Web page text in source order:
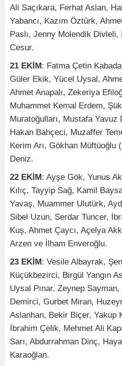
Ali Saçıkara, Ferhat Aslan,
Yabancı, Kazım Öztürk,
Paslı, Jenny Molendik Divleli,
Cesur.
21 EKİM: Fatma Çetin
Güler Ekik, Yücel Uysal,
Ahmet Anapalı, Zekeriya
Muhammet Kemal Erdem,
Muratoğulları, Mustafa
Hakan Bahçeci, Muzaffer
Kerim Arı, Gökhan Müftüoğlu
Deniz.
22 EKİM: Ayşe Gök, Yunus
Kılıç, Tayyip Sağ, Kamil
Yavaş, Muammer Ulutürk,
Sibel Uzun, Serdar Tuncer,
Kuş, Ahmet Çaycı, Açelya
Arzen ve İlham Enveroğlu.
23 EKİM: Vesile Albayrak,
Küçükbezirci, Birgül Yangın
Uysal Pınar, Zeynep
Demirci, Gurbet Miran,
Aslanhan, Bekir Biçer, Yakup
İbrahim Çelik, Mehmet Ali
Sarı, Abdurrahman Dinç,
Karaoğlan.